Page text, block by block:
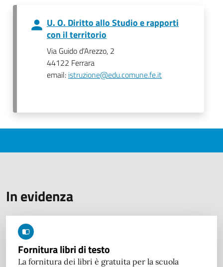
U. O. Diritto allo Studio e rapporti
con il territorio
Via Guido d'Arezzo, 2
44122 Ferrara
email: istruzione@edu.comune.fe.it
In evidenza
Fornitura libri di testo
La fornitura dei libri è gratuita per la scuola